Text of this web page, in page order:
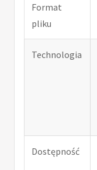
Format
pliku
Technologia
Dostępność